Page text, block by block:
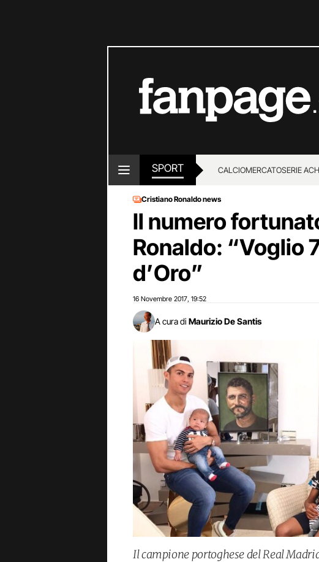
SPORT CALCIOMERCATOSERIE A
Cristiano Ronaldo news
Il numero
Ronaldo: “Voglio
d’Oro”
16 Novembre 2017 19:52
A cura di Maurizio De Santis
Il campione portoghese del Real